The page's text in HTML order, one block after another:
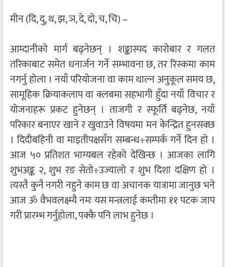
मीन (दि, दु, थ, झ, ञ, दे, दो, च, चि) –
आम्दानीको मार्ग बढ्नेछन् । शङ्कास्पद कारोबार र गलत
तरिकाबाट समेत धनार्जन गर्ने सम्भावना छ, तर रिस्कमा काम
नगर्नु होला । नयाँ परियोजना वा काम थाल्न अनुकूल समय छ,
सामूहिक क्रियाकलाप वा क्लबमा सहभागी हुँदा नयाँ विचार र
योजनाहरू प्रकट हुनेछन् । ताजगी र स्फूर्ति बढ्नेछ, नयाँ
परिकार बनाएर खाने र खुवाउने विषयमा मन केन्द्रित हुनसक्छ
। दिदीबहिनी वा माइतीपक्षसँग सम्बन्ध÷सम्पर्क गर्ने दिन हो ।
आज ५० प्रतिशत भाग्यबल रहेको देखिन्छ । आजका लागि
शुभअङ्क २, शुभ रङ सेतो÷उज्यालो र शुभ दिशा दक्षिण हो ।
त्यस्तै कुनै नगरी नहुने काम छ वा अचानक यात्रामा जानुछ भने
आज ॐ वैभवलक्ष्म्यै नमः यस मन्त्रलाई कम्तीमा ११ पटक जाप
गरी प्रारम्भ गर्नुहोला, पक्कै पनि लाभ हुनेछ ।